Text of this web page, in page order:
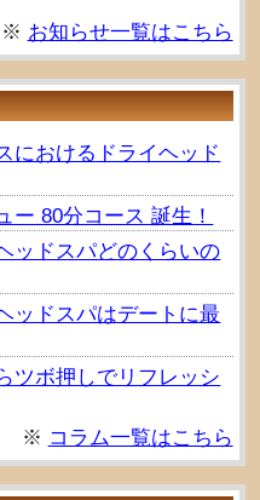
※ お知らせ一覧はこちら
におけるドライヘッド
ー 80分コース 誕生！
ッドスパどのくらいの
ッドスパはデートに最
ツボ押しでリフレッシ
ッドスパで頭の凝りは
※ コラム一覧はこちら